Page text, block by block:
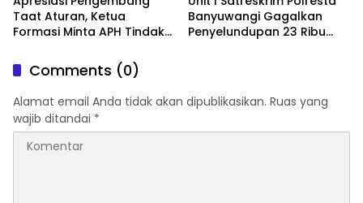
Taat Aturan, Ketua
Formasi Minta APH Tindak
Pertanyakan Perizinan di
Gambor
Banyuwangi Gagalkan
Penyelundupan 23 Ribu
Comments (0)
Alamat email Anda tidak akan dipublikasikan. Ruas yang
wajib ditandai *